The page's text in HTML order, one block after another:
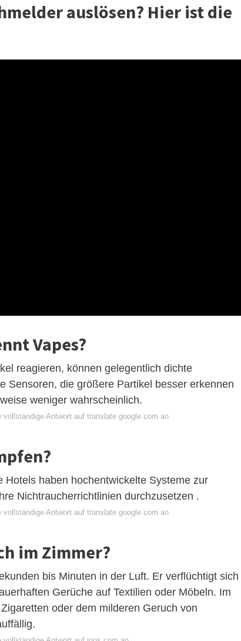
auslösen? Hier ist die
Vapes?
reagieren, können gelegentlich dichte
Sensoren, die größere Partikel besser erkennen
weniger wahrscheinlich.
vollständige Antwort auf translate.google.com an
haben hochentwickelte Systeme zur
Nichtraucherrichtlinien durchzusetzen .
vollständige Antwort auf translate.google.com an
im Zimmer?
bis Minuten in der Luft. Er verflüchtigt sich
Gerüche auf Textilien oder Möbeln. Im
oder dem milderen Geruch von